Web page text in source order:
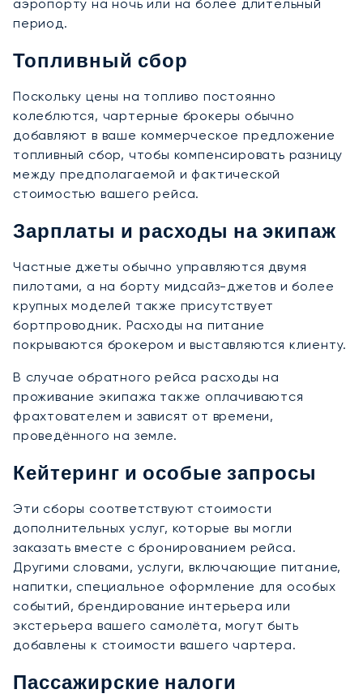
аэропорту на ночь или на более длительный
период.
Топливный сбор
Поскольку цены на топливо постоянно
колеблются, чартерные брокеры обычно
добавляют в ваше коммерческое предложение
топливный сбор, чтобы компенсировать разницу
между предполагаемой и фактической
стоимостью вашего рейса.
Зарплаты и расходы на экипаж
Частные джеты обычно управляются двумя
пилотами, а на борту мидсайз-джетов и более
крупных моделей также присутствует
бортпроводник. Расходы на питание
покрываются брокером и выставляются клиенту.
В случае обратного рейса расходы на
проживание экипажа также оплачиваются
фрахтователем и зависят от времени,
проведённого на земле.
Кейтеринг и особые запросы
Эти сборы соответствуют стоимости
дополнительных услуг, которые вы могли
заказать вместе с бронированием рейса.
Другими словами, услуги, включающие питание,
напитки, специальное оформление для особых
событий, брендирование интерьера или
экстерьера вашего самолёта, могут быть
добавлены к стоимости вашего чартера.
Пассажирские налоги